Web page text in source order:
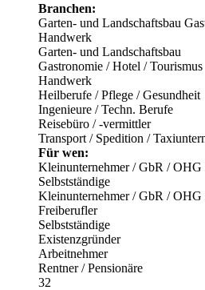
Branchen:
Garten- und Landschaftsbau
Handwerk
Garten- und Landschaftsbau
Gastronomie / Hotel / Tourismus
Handwerk
Heilberufe / Pflege / Gesundheit
Ingenieure / Techn. Berufe
Reisebüro / -vermittler
Transport / Spedition /
Für wen:
Kleinunternehmer / GbR / OHG
Selbstständige
Kleinunternehmer / GbR / OHG
Freiberufler
Selbstständige
Existenzgründer
Arbeitnehmer
Rentner / Pensionäre
32